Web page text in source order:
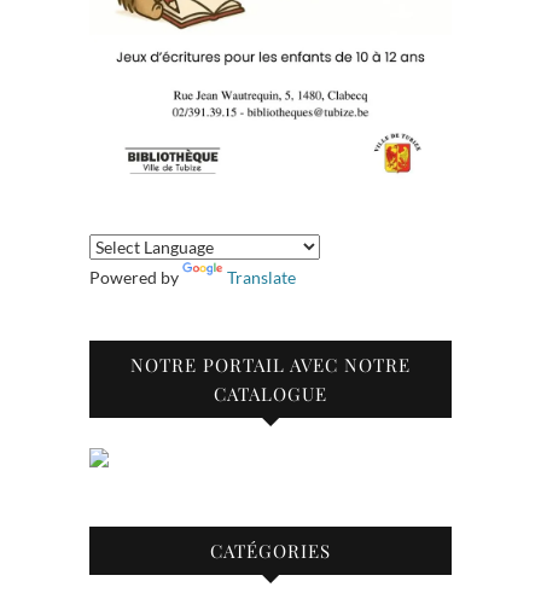
Powered by Translate
NOTRE PORTAIL AVEC NOTRE
CATALOGUE
CATÉGORIES